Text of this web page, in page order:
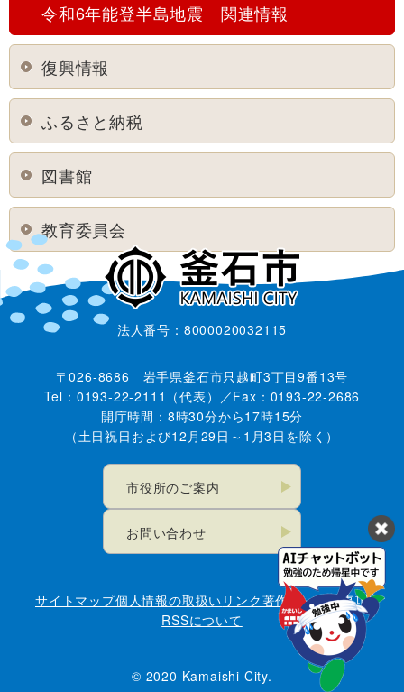
令和6年能登半島地震 関連情報
復興情報
ふるさと納税
図書館
教育委員会
法人番号：8000020032115
〒026-8686 岩手県釜石市只越町3丁目9番13号
Tel：0193-22-2111（代表）／Fax：0193-22-2686
開庁時間：8時30分から17時15分
（土日祝日および12月29日～1月3日を除く）
市役所のご案内
お問い合わせ
サイトマップ個人情報の取扱い リンク著作権・免責事項
RSSについて
© 2020 Kamaishi City.